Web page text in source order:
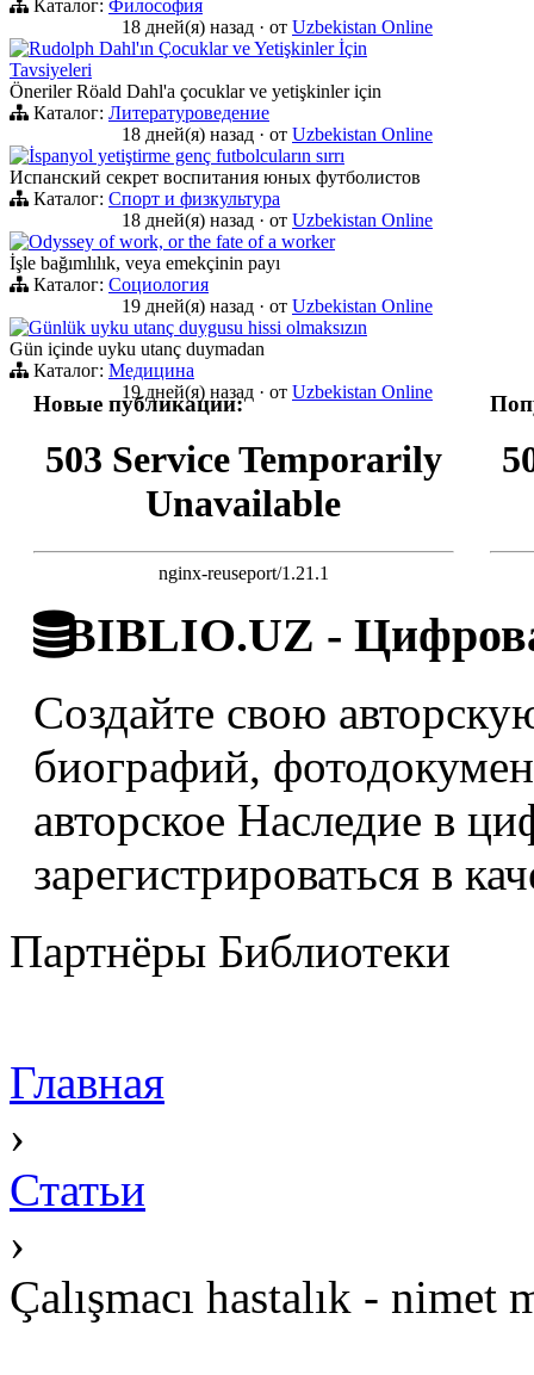
Каталог: Философия
18 дней(я) назад · от Uzbekistan Online
Rudolph Dahl'ın Çocuklar ve Yetişkinler İçin
Tavsiyeleri
Öneriler Röald Dahl'a çocuklar ve yetişkinler için
Каталог: Литературоведение
18 дней(я) назад · от Uzbekistan Online
İspanyol yetiştirme genç futbolcuların sırrı
Испанский секрет воспитания юных футболистов
Каталог: Спорт и физкультура
18 дней(я) назад · от Uzbekistan Online
Odyssey of work, or the fate of a worker
İşle bağımlılık, veya emekçinin payı
Каталог: Социология
19 дней(я) назад · от Uzbekistan Online
Günlük uyku utanç duygusu hissi olmaksızın
Gün içinde uyku utanç duymadan
Каталог: Медицина
19 дней(я) назад · от Uzbekistan Online
Новые публикации:
503 Service Temporarily
Unavailable
nginx-reuseport/1.21.1
BIBLIO.UZ -
Создайте свою
биографий,
авторское Наследие в
зарегистрироваться в
Партнёры Библиотеки
Главная
›
Статьи
›
Çalışmacı hastalık - nimet